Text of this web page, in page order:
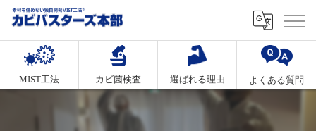
MIST工法 カビ菌検査 選ばれる理由 よくある質問